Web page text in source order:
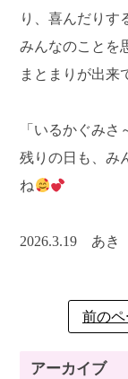
アーカイブ
り、喜んだりす
みんなのことを
まとまりが出来
「いるかぐみさ
残りの日も、み
ね
2026.3.19 あき
前の